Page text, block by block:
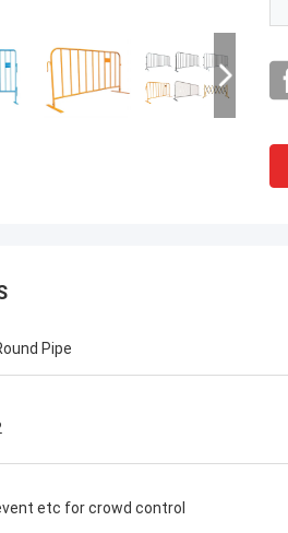
geraten,
haben Sie
Produkte zu
Pipe
etc for crowd control